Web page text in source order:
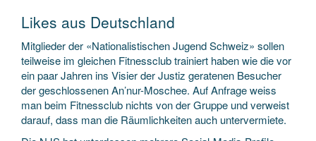
Likes aus Deutschland
Mitglieder der «Nationalistischen Jugend Schweiz» sollen
teilweise im gleichen Fitnessclub trainiert haben wie die vor
ein paar Jahren ins Visier der Justiz geratenen Besucher
der geschlossenen An’nur-Moschee. Auf Anfrage weiss
man beim Fitnessclub nichts von der Gruppe und verweist
darauf, dass man die Räumlichkeiten auch untervermiete.